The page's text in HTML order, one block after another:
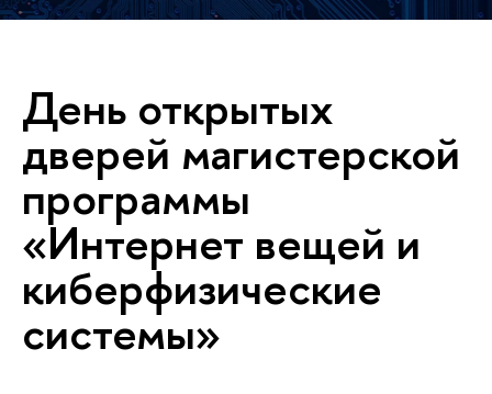
День открытых
дверей магистерской
программы
«Интернет вещей и
киберфизические
системы»